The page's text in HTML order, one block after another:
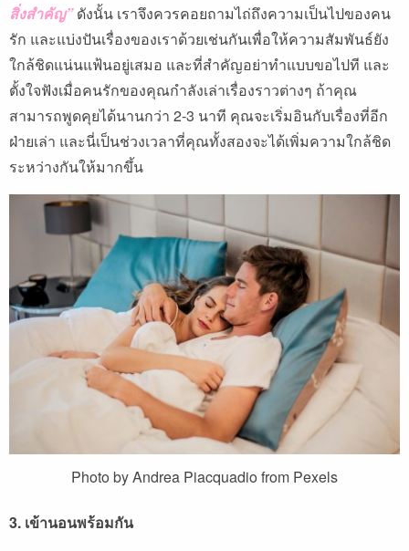
สิ่งสำคัญ”ดังนั้น เราจึงควรคอยถามไถ่ถึงความเป็นไปของคน
รัก และแบ่งปันเรื่องของเราด้วยเช่นกันเพื่อให้ความสัมพันธ์ยัง
ใกล้ชิดแน่นแฟ้นอยู่เสมอ และที่สำคัญอย่าทำแบบขอไปที และ
ตั้งใจฟังเมื่อคนรักของคุณกำลังเล่าเรื่องราวต่างๆ ถ้าคุณ
สามารถพูดคุยได้นานกว่า 2-3 นาที คุณจะเริ่มอินกับเรื่องที่อีก
ฝ่ายเล่า และนี่เป็นช่วงเวลาที่คุณทั้งสองจะได้เพิ่มความใกล้ชิด
ระหว่างกันให้มากขึ้น
Photo by Andrea Piacquadio from Pexels
3. เข้านอนพร้อมกัน